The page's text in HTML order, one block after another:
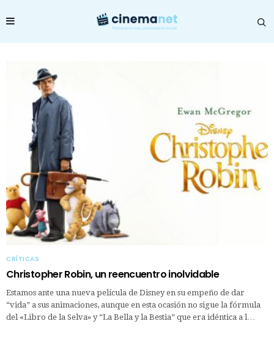
CRÍTICAS
Christopher Robin, un reencuentro inolvidable
Estamos ante una nueva película de Disney en su empeño de dar
“vida” a sus animaciones, aunque en esta ocasión no sigue la fórmula
del «Libro de la Selva» y “La Bella y la Bestia” que era idéntica a l…